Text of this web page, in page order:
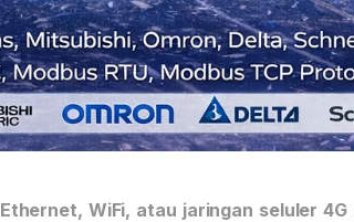
Ethernet, WiFi, atau jaringan seluler 4G